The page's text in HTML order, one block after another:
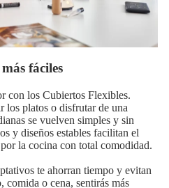
fáciles
con los Cubiertos Flexibles.
los platos o disfrutar de una
se vuelven simples y sin
y diseños estables facilitan el
la cocina con total comodidad.
te ahorran tiempo y evitan
comida o cena, sentirás más